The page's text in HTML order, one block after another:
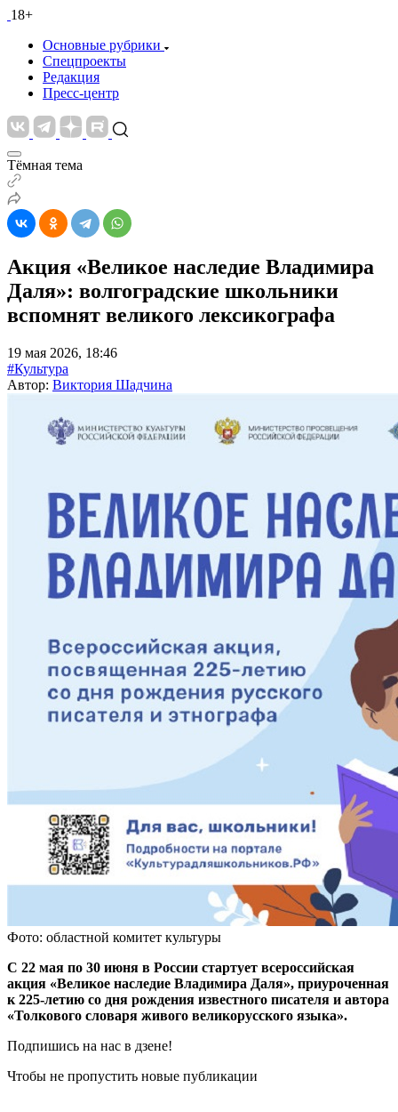
18+
Основные рубрики
Спецпроекты
Редакция
Пресс-центр
Тёмная тема
Акция «Великое наследие Владимира
Даля»: волгоградские школьники
вспомнят великого лексикографа
19 мая 2026, 18:46
#Культура
Автор: Виктория Шадчина
Фото: областной комитет культуры
С 22 мая по 30 июня в России стартует всероссийская
акция «Великое наследие Владимира Даля», приуроченная
к 225-летию со дня рождения известного писателя и автора
«Толкового словаря живого великорусского языка».
Подпишись на нас в дзене!
Чтобы не пропустить новые публикации